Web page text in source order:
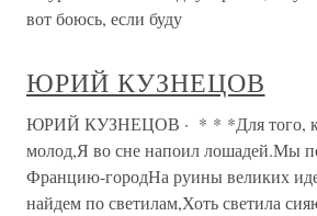
вот боюсь, если буду
ЮРИЙ КУЗНЕЦОВ
ЮРИЙ КУЗНЕЦОВ · * * *Для того,
молод,Я во сне напоил лошадей.Мы
Францию-городНа руины великих
найдем по светилам,Хоть светила